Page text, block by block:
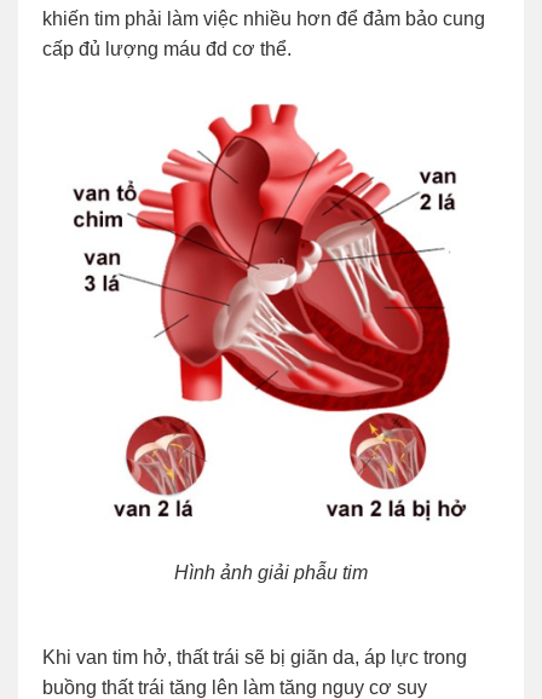
khiến tim phải làm việc nhiều hơn để đảm bảo cung
cấp đủ lượng máu đd cơ thể.
Hình ảnh giải phẫu tim
Khi van tim hở, thất trái sẽ bị giãn da, áp lực trong
buồng thất trái tăng lên làm tăng nguy cơ suy